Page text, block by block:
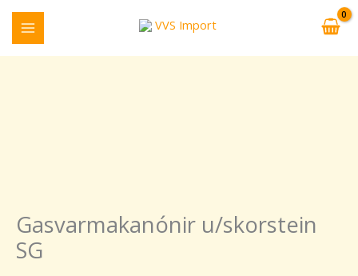
Skip
content
Gasvarmakanónir u/skorstein
SG